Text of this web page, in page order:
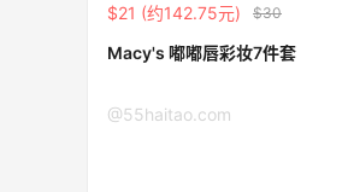
$21 (约142.75元) $30
Macy's 嘟嘟唇彩妆7件套
@55haitao.com